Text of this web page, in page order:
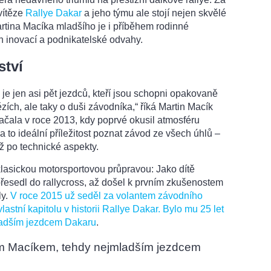
Rallye Dakar a jeho týmu ale stojí nejen skvělé
Macíka mladšího je i příběhem rodinné
inovací a podnikatelské odvahy.
je jen asi pět jezdců, kteří jsou schopni opakovaně
ale taky o duši závodníka,“ říká Martin Macík
v roce 2013, kdy poprvé okusil atmosféru
to ideální příležitost poznat závod ze všech úhlů –
po technické aspekty.
motorsportovou průpravou: Jako dítě
do rallycross, až došel k prvním zkušenostem
V roce 2015 už seděl za volantem závodního
kapitolu v historii Rallye Dakar. Bylo mu 25 let
jezdcem Dakaru.
Macíkem, tehdy nejmladším jezdcem